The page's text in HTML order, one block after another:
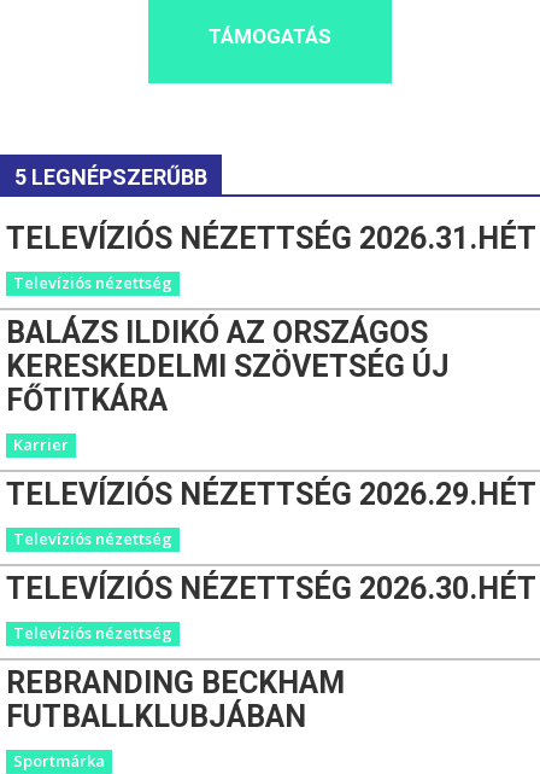
TÁMOGATÁS
5 LEGNÉPSZERŰBB
TELEVÍZIÓS NÉZETTSÉG 2026.31.HÉT
Televíziós nézettség
BALÁZS ILDIKÓ AZ ORSZÁGOS
KERESKEDELMI SZÖVETSÉG ÚJ
FŐTITKÁRA
Karrier
TELEVÍZIÓS NÉZETTSÉG 2026.29.HÉT
Televíziós nézettség
TELEVÍZIÓS NÉZETTSÉG 2026.30.HÉT
Televíziós nézettség
REBRANDING BECKHAM
FUTBALLKLUBJÁBAN
Sportmárka